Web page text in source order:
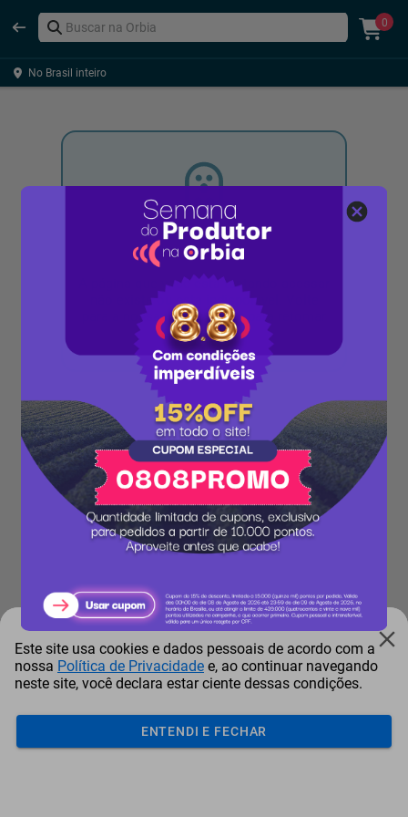
0
No Brasil inteiro
Ops!
A página que você está tentando acessar
não existe ou está indisponível. Volte
para a nossa página inicial para retomar
o acesso.
Este site usa cookies e dados pessoais de acordo com a
nossa Política de Privacidade e, ao continuar navegando
neste site, você declara estar ciente dessas condições.
ENTENDI E FECHAR